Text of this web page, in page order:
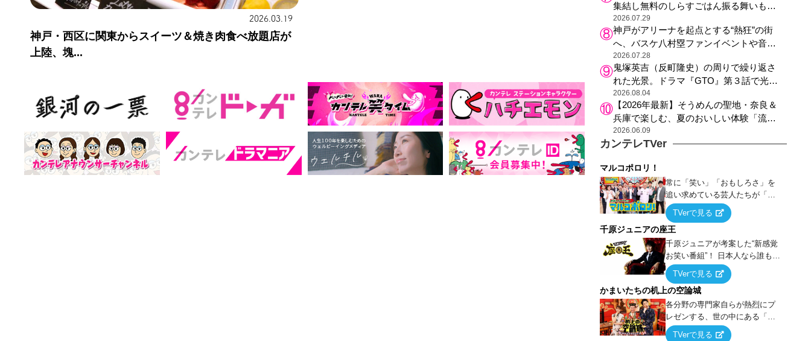
2026.03.19
神戸・西区に関東からスイーツ＆焼き肉食べ放題店が
上陸、塊...
集結し無料のしらすごはん振る舞いも、
泉南ロングパークの「海のマルシェ」が
リニューアル！
2026.07.29
神戸がアリーナを起点とする“熱狂”の街
へ、バスケ八村塁ファンイベントや音楽
フェスで三宮・ウォーターフロントを活
性化
2026.07.28
鬼塚英吉（反町隆史）の周りで繰り返さ
れた光景。ドラマ『GTO』第３話で光っ
た演出の巧みさ
2026.08.04
【2026年最新】そうめんの聖地・奈良＆
兵庫で楽しむ、夏のおいしい体験「流し
そうめん体験」おすすめ3選
2026.06.09
カンテレTVer
マルコポロリ！
常に「笑い」「おもしろさ」を
追い求めている芸人たちが「芸
能界」という大海原に漕ぎ出で
て、新たなオモシロ人間を発掘
する！
TVerで見る
千原ジュニアの座王
千原ジュニアが考案した“新感覚
お笑い番組”！ 日本人なら誰もが
馴染みのある『イス取りゲー
ム』をベースに、大喜利・ギャ
グ・モノボケ・歌…など様々な
お題で芸人がショートネタを競
い合う！
TVerで見る
かまいたちの机上の空論城
各分野の専門家自らが熱烈にプ
レゼンする、世の中にある「試
したことはないが、やってみた
TVerで見る